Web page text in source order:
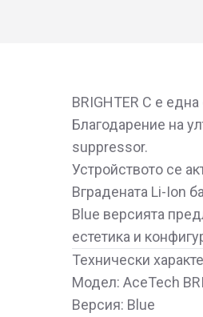
BRIGHTER C е
Благодарение на
suppressor.
Устройството се
Вградената Li-Ion
Blue версията
естетика и
Технически
Модел: AceTech
Версия: Blue